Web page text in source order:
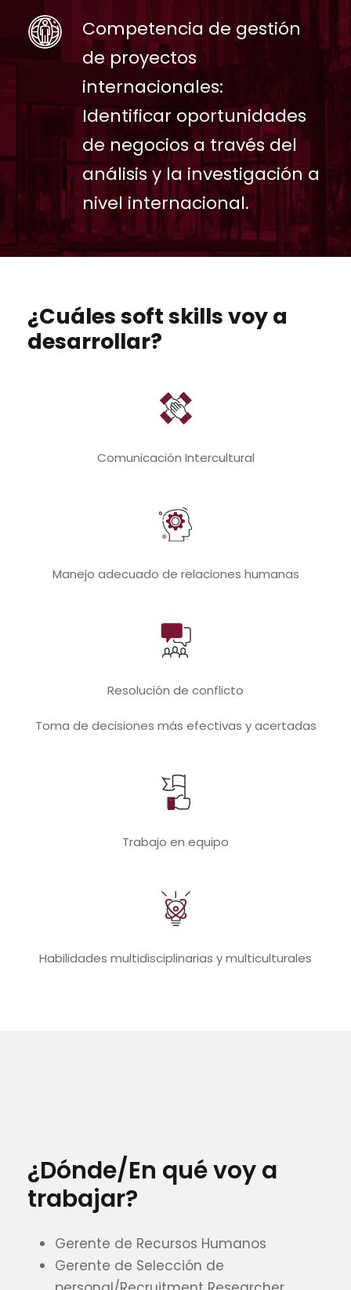
Competencia de gestión
de proyectos
internacionales:
Identificar oportunidades
de negocios a través del
análisis y la investigación a
nivel internacional.
¿Cuáles soft skills voy a
desarrollar?
Comunicación Intercultural
Manejo adecuado de relaciones humanas
Resolución de conflicto
Toma de decisiones más efectivas y acertadas
Trabajo en equipo
Habilidades multidisciplinarias y multiculturales
¿Dónde/En qué voy a
trabajar?
Gerente de Recursos Humanos
Gerente de Selección de